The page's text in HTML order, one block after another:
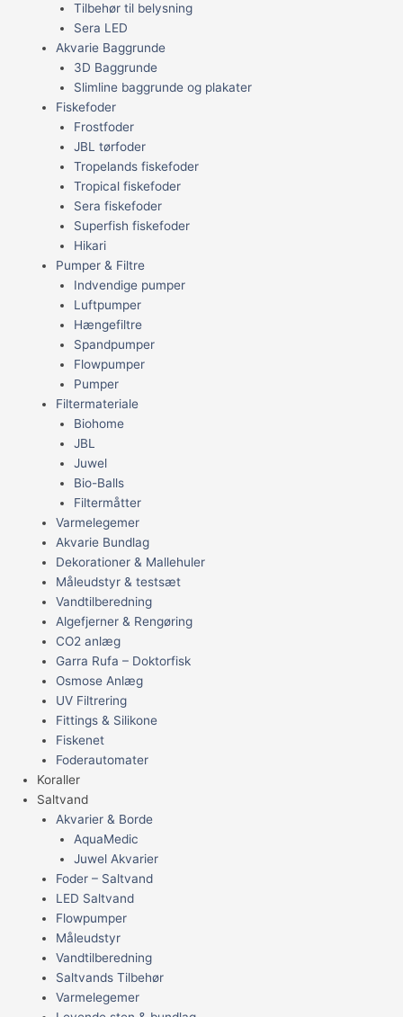
Tilbehør til belysning
Sera LED
Akvarie Baggrunde
3D Baggrunde
Slimline baggrunde og plakater
Fiskefoder
Frostfoder
JBL tørfoder
Tropelands fiskefoder
Tropical fiskefoder
Sera fiskefoder
Superfish fiskefoder
Hikari
Pumper & Filtre
Indvendige pumper
Luftpumper
Hængefiltre
Spandpumper
Flowpumper
Pumper
Filtermateriale
Biohome
JBL
Juwel
Bio-Balls
Filtermåtter
Varmelegemer
Akvarie Bundlag
Dekorationer & Mallehuler
Måleudstyr & testsæt
Vandtilberedning
Algefjerner & Rengøring
CO2 anlæg
Garra Rufa – Doktorfisk
Osmose Anlæg
UV Filtrering
Fittings & Silikone
Fiskenet
Foderautomater
Koraller
Saltvand
Akvarier & Borde
AquaMedic
Juwel Akvarier
Foder – Saltvand
LED Saltvand
Flowpumper
Måleudstyr
Vandtilberedning
Saltvands Tilbehør
Varmelegemer